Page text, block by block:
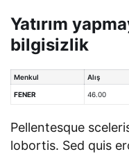
Yatırım
bilgisizlik
Menkul Alış
FENER 46.00
Pellentesque
lobortis. Sed quis